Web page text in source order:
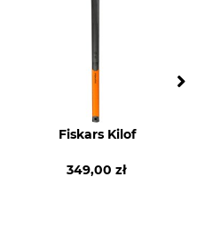
Fiskars Kilof
349,00 zł